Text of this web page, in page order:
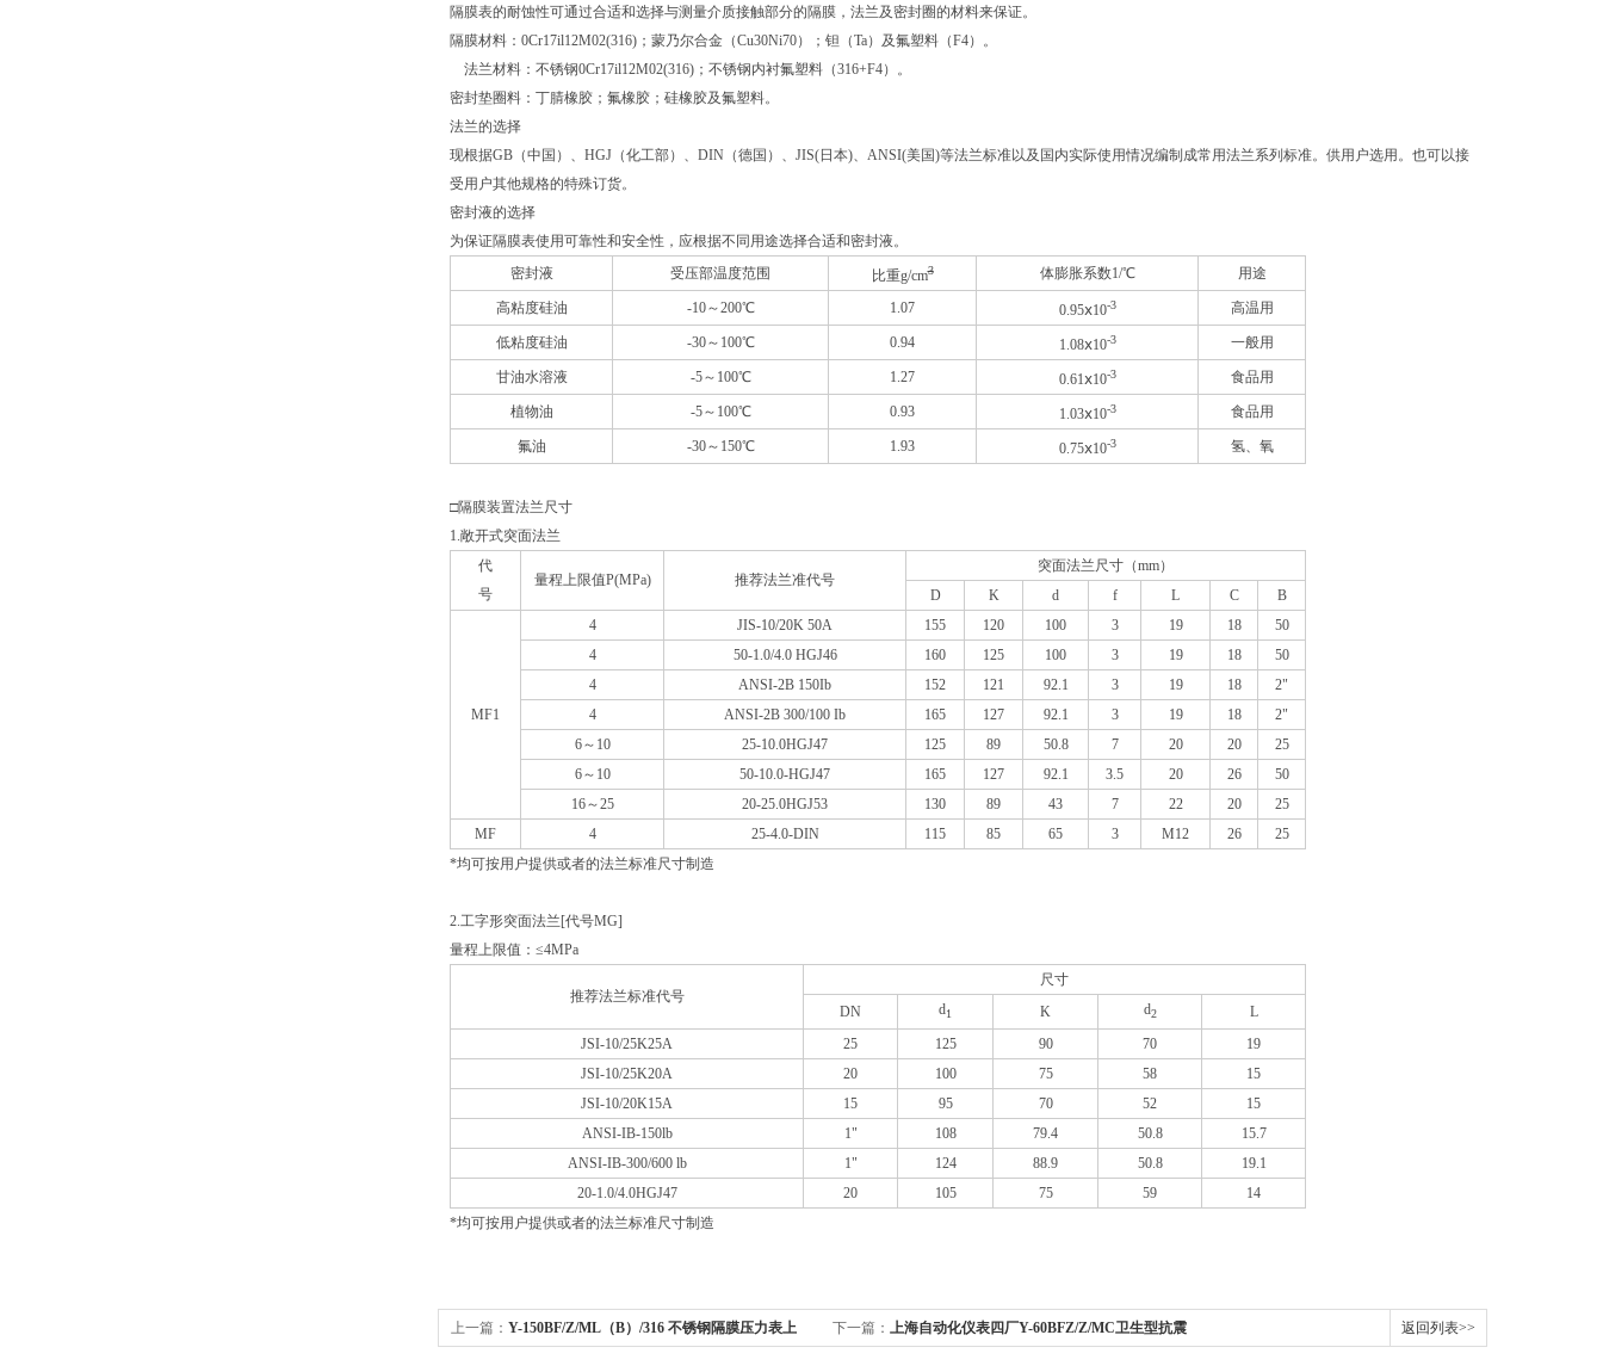
隔膜表的耐蚀性可通过合适和选择与测量介质接触部分的隔膜，法兰及密封圈的材料来保证。
隔膜材料：0Cr17il12M02(316)；蒙乃尔合金（Cu30Ni70）；钽（Ta）及氟塑料（F4）。
法兰材料：不锈钢0Cr17il12M02(316)；不锈钢内衬氟塑料（316+F4）。
密封垫圈料：丁腈橡胶；氟橡胶；硅橡胶及氟塑料。
法兰的选择
现根据GB（中国）、HGJ（化工部）、DIN（德国）、JIS(日本)、ANSI(美国)等法兰标准以及国内实际使用情况编制成常用法兰系列标准。供用户选用。也可以接
受用户其他规格的特殊订货。
密封液的选择
为保证隔膜表使用可靠性和安全性，应根据不同用途选择合适和密封液。
密封液
受压部温度范围 比重g/cm3 体膨胀系数1/℃ 用途
高粘度硅油 -10～200℃ 1.07 0.95ⅹ10-3 高温用
低粘度硅油 -30～100℃ 0.94 1.08ⅹ10-3 一般用
甘油水溶液 -5～100℃ 1.27 0.61ⅹ10-3 食品用
植物油 -5～100℃ 0.93 1.03ⅹ10-3 食品用
氟油 -30～150℃ 1.93 0.75ⅹ10-3 氢、氧
□隔膜装置法兰尺寸
1.敞开式突面法兰
代
号
量程上限值P(MPa) 推荐法兰准代号
突面法兰尺寸（mm）
D
K d f L C B
MF1
4 JIS-10/20K 50A 155 120 100 3 19 18
50
4
50-1.0/4.0 HGJ46 160 125 100 3 19 18
50
4
ANSI-2B 150Ib 152 121 92.1 3 19 18
2"
4
ANSI-2B 300/100 Ib 165 127 92.1 3 19 18
2"
6～10 25-10.0HGJ47 125 89 50.8 7 20 20
25
6～10 50-10.0-HGJ47 165 127 92.1 3.5 20 26
50
16～25 20-25.0HGJ53 130 89 43 7 22 20
25
MF
4 25-4.0-DIN 115 85 65 3 M12 26
25
*均可按用户提供或者的法兰标准尺寸制造
2.工字形突面法兰[代号MG]
量程上限值：≤4MPa
推荐法兰标准代号
尺寸
DN
d1 K d2
L
JSI-10/25K25A
25 125 90 70
19
JSI-10/25K20A
20 100 75 58
15
JSI-10/20K15A
15 95 70 52
15
ANSI-IB-150lb
1" 108 79.4 50.8
15.7
ANSI-IB-300/600 lb
1" 124 88.9 50.8
19.1
20-1.0/4.0HGJ47
20 105 75 59
14
*均可按用户提供或者的法兰标准尺寸制造
上一篇： Y-150BF/Z/ML（B）/316 不锈钢隔膜压力表上 下一篇： 上海自动化仪表四厂Y-60BFZ/Z/MC卫生型抗震 返回列表>>